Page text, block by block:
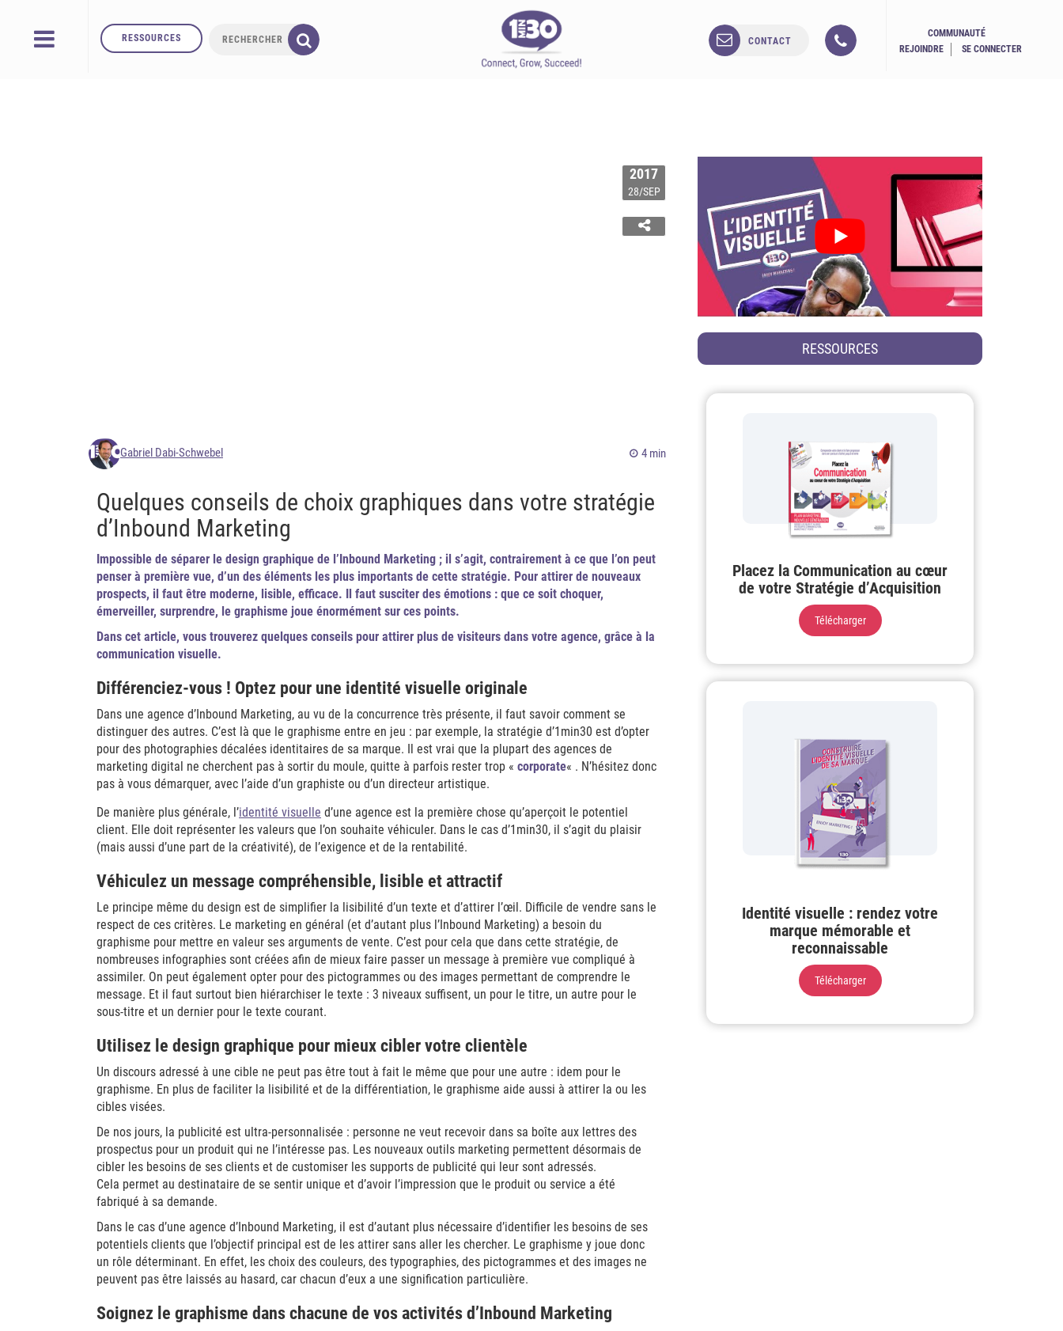
RESSOURCES CONTACT
COMMUNAUTÉ
REJOINDRE
SE CONNECTER
2017
28/SEP
Gabriel Dabi-Schwebel 4 min
Quelques conseils de choix graphiques dans votre stratégie
d’Inbound Marketing
Impossible de séparer le design graphique de l’Inbound Marketing ; il s’agit, contrairement à ce que l’on peut
penser à première vue, d’un des éléments les plus importants de cette stratégie. Pour attirer de nouveaux
prospects, il faut être moderne, lisible, efficace. Il faut susciter des émotions : que ce soit choquer,
émerveiller, surprendre, le graphisme joue énormément sur ces points.
Dans cet article, vous trouverez quelques conseils pour attirer plus de visiteurs dans votre agence, grâce à la
communication visuelle.
Différenciez-vous ! Optez pour une identité visuelle originale
Dans une agence d’Inbound Marketing, au vu de la concurrence très présente, il faut savoir comment se
distinguer des autres. C’est là que le graphisme entre en jeu : par exemple, la stratégie d’1min30 est d’opter
pour des photographies décalées identitaires de sa marque. Il est vrai que la plupart des agences de
marketing digital ne cherchent pas à sortir du moule, quitte à parfois rester trop « corporate« . N’hésitez donc
pas à vous démarquer, avec l’aide d’un graphiste ou d’un directeur artistique.
De manière plus générale, l’identité visuelle d’une agence est la première chose qu’aperçoit le potentiel
client. Elle doit représenter les valeurs que l’on souhaite véhiculer. Dans le cas d’1min30, il s’agit du plaisir
(mais aussi d’une part de la créativité), de l’exigence et de la rentabilité.
Véhiculez un message compréhensible, lisible et attractif
Le principe même du design est de simplifier la lisibilité d’un texte et d’attirer l’œil. Difficile de vendre sans le
respect de ces critères. Le marketing en général (et d’autant plus l’Inbound Marketing) a besoin du
graphisme pour mettre en valeur ses arguments de vente. C’est pour cela que dans cette stratégie, de
nombreuses infographies sont créées afin de mieux faire passer un message à première vue compliqué à
assimiler. On peut également opter pour des pictogrammes ou des images permettant de comprendre le
message. Et il faut surtout bien hiérarchiser le texte : 3 niveaux suffisent, un pour le titre, un autre pour le
sous-titre et un dernier pour le texte courant.
Utilisez le design graphique pour mieux cibler votre clientèle
Un discours adressé à une cible ne peut pas être tout à fait le même que pour une autre : idem pour le
graphisme. En plus de faciliter la lisibilité et de la différentiation, le graphisme aide aussi à attirer la ou les
cibles visées.
De nos jours, la publicité est ultra-personnalisée : personne ne veut recevoir dans sa boîte aux lettres des
prospectus pour un produit qui ne l’intéresse pas. Les nouveaux outils marketing permettent désormais de
cibler les besoins de ses clients et de customiser les supports de publicité qui leur sont adressés.
Cela permet au destinataire de se sentir unique et d’avoir l’impression que le produit ou service a été
fabriqué à sa demande.
Dans le cas d’une agence d’Inbound Marketing, il est d’autant plus nécessaire d’identifier les besoins de ses
potentiels clients que l’objectif principal est de les attirer sans aller les chercher. Le graphisme y joue donc
un rôle déterminant. En effet, les choix des couleurs, des typographies, des pictogrammes et des images ne
peuvent pas être laissés au hasard, car chacun d’eux a une signification particulière.
Soignez le graphisme dans chacune de vos activités d’Inbound Marketing
RESSOURCES
Placez la Communication au cœur
de votre Stratégie d’Acquisition
Télécharger
Identité visuelle : rendez votre
marque mémorable et
reconnaissable
Télécharger